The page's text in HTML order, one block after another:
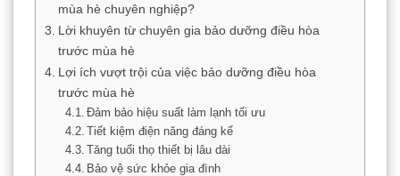
mùa hè chuyên nghiệp?
Lời khuyên từ chuyên gia bảo dưỡng điều hòa
trước mùa hè
Lợi ích vượt trội của việc bảo dưỡng điều hòa
trước mùa hè
Đảm bảo hiệu suất làm lạnh tối ưu
Tiết kiệm điện năng đáng kể
Tăng tuổi thọ thiết bị lâu dài
Bảo vệ sức khỏe gia đình